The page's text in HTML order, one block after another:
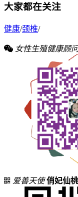
大家都在关注
健康/颈椎/
女性生殖健康顾
爱善天使 俏妃仙